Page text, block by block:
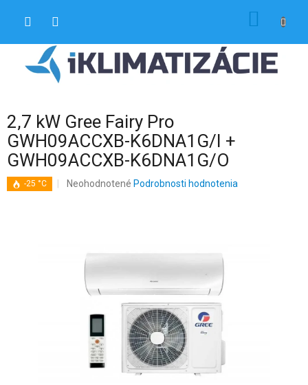
2,7 kW Gree Fairy Pro
GWH09ACCXB-K6DNA1G/I +
GWH09ACCXB-K6DNA1G/O
-25 °C
Priemerné
Neohodnotené Podrobnosti hodnotenia